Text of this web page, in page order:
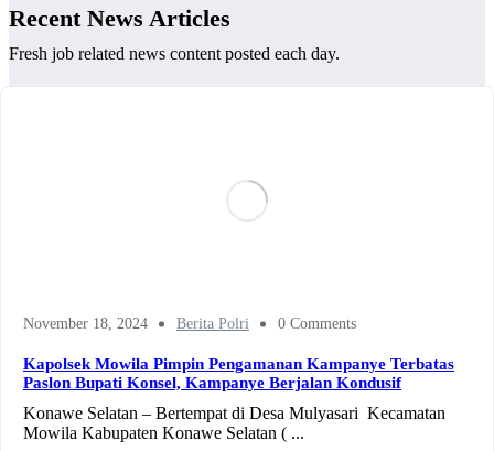
Recent News Articles
Fresh job related news content posted each day.
November 18, 2024 Berita Polri 0 Comments
Kapolsek Mowila Pimpin Pengamanan Kampanye Terbatas
Paslon Bupati Konsel, Kampanye Berjalan Kondusif
Konawe Selatan – Bertempat di Desa Mulyasari Kecamatan
Mowila Kabupaten Konawe Selatan ( ...